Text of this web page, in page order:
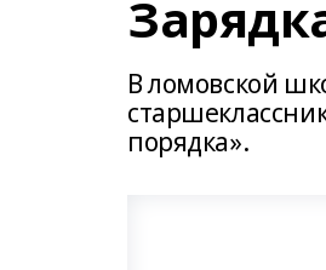
В ломовской
порядка».